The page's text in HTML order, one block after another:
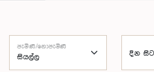
පැමිණි/නොපැමිණි
දින සිට